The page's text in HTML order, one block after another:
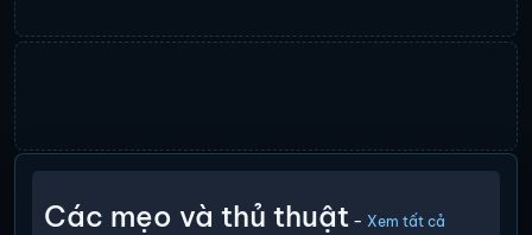
Các mẹo và thủ thuật - Xem tất cả